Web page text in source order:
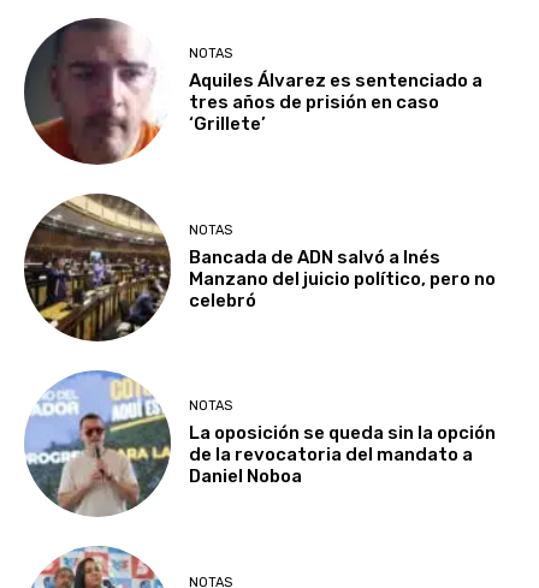
NOTAS
Aquiles Álvarez es sentenciado a
tres años de prisión en caso
‘Grillete’
NOTAS
Bancada de ADN salvó a Inés
Manzano del juicio político, pero no
celebró
NOTAS
La oposición se queda sin la opción
de la revocatoria del mandato a
Daniel Noboa
NOTAS